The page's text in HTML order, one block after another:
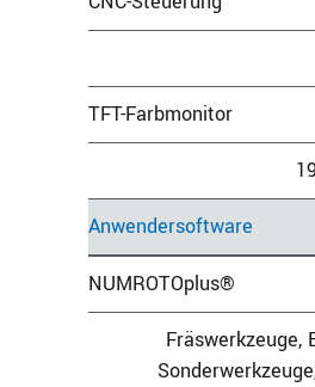
TFT-Farbmonitor
Anwendersoftware
NUMROTOplus®
Fräswerkzeuge,